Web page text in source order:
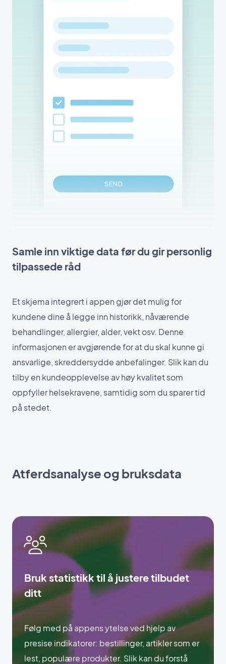
Samle inn viktige data før du gir personlig
tilpassede råd
Et skjema integrert i appen gjør det mulig for
kundene dine å legge inn historikk, nåværende
behandlinger, allergier, alder, vekt osv. Denne
informasjonen er avgjørende for at du skal kunne gi
ansvarlige, skreddersydde anbefalinger. Slik kan du
tilby en kundeopplevelse av høy kvalitet som
oppfyller helsekravene, samtidig som du sparer tid
på stedet.
Atferdsanalyse og bruksdata
Bruk statistikk til å justere tilbudet
ditt
Følg med på appens ytelse ved hjelp av
presise indikatorer: bestillinger, artikler som er
lest, populære produkter. Slik kan du forstå